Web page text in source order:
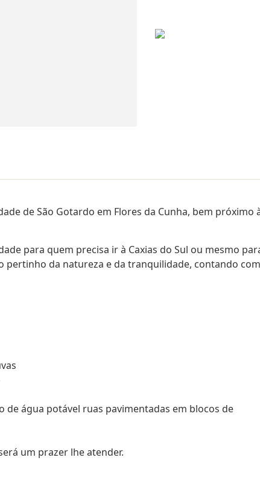
de São Gotardo em Flores da Cunha, bem próximo
para quem precisa ir à Caxias do Sul ou mesmo
pertinho da natureza e da tranquilidade, contando com
água potável ruas pavimentadas em blocos de
um prazer lhe atender.